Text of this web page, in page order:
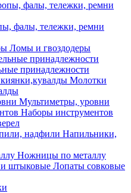
фалы, тележки, ремни
Ломы и гвоздодеры
принадлежности
Молотки
Мультиметры, уровни
Наборы инструментов
Напильники,
Ножницы по металлу
Лопаты совковые